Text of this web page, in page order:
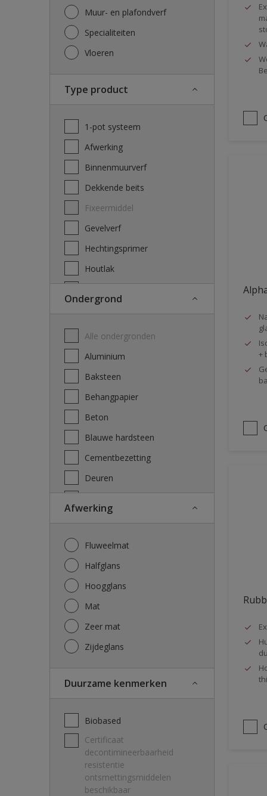
Muur- en plafondverf
Specialiteiten
Vloeren
Type product
1-pot systeem
Afwerking
Binnenmuurverf
Dekkende beits
Fixeermiddel
Gevelverf
Hechtingsprimer
Houtlak
Ondergrond
Alle ondergronden
Aluminium
Baksteen
Behangpapier
Beton
Blauwe hardsteen
Cementbezetting
Deuren
Koper
Kunststoffen
MDF
Metaal
Metal Doors or Frames
Muren
Afwerking
Fluweelmat
Halfglans
Hoogglans
Mat
Zeer mat
Zijdeglans
Duurzame kenmerken
Biobased
Certificaat
decontimineerbaarheid
resistentie
ontsmettingsmiddelen
beschikbaar
+